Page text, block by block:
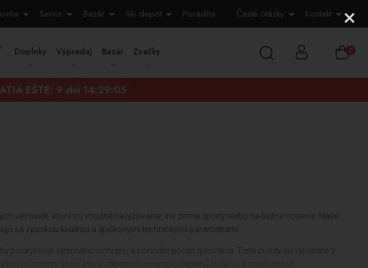
0
Servis Bazár Ski depot Poradňa Časté otázky Kontakt
Doplnky Výpredaj Bazár Značky
EŠTE: 9 dni 14:29:04
vetroviek, ktoré sú vhodné na lyžovanie, iné zimné športy alebo na bežné nosenie. Naše
sa vysokou kvalitou a špičkovými technickými parametrami.
poskytovali optimálnu ochranu a pohodlie počas lyžovania. Tieto bundy sú vyrobené z